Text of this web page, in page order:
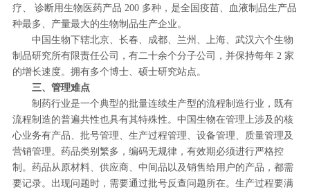
疗、 诊断用生物医药产品 200 多种，是全国疫苗、血液制品生产品
种最多、产量最大的生物制品生产企业。
中国生物下辖北京、长春、成都、兰州、上海、武汉六个生物
制品研究所有限责任公司，有二十余个分子公司，并保持每年 2 家
的增长速度。拥有多个博士、硕士研究站点。
三、管理难点
制药行业是一个典型的批量连续生产型的流程制造行业，既有
流程制造的普遍共性也具有其特殊性。中国生物在管理上涉及的核
心业务有产品、批号管理、生产过程管理、设备管理、质量管理及
营销管理。药品类别繁多，编码无规律，有效期必须进行严格控
制。药品从原材料、供应商、中间品以及销售给用户的产品，都需
要记录。出现问题时，需要通过批号反查问题所在。生产过程要满